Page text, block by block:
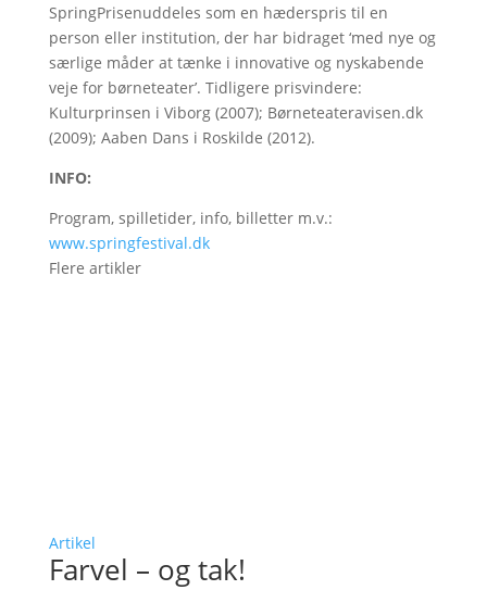
SpringPrisenuddeles som en hæderspris til en
person eller institution, der har bidraget ‘med nye og
særlige måder at tænke i innovative og nyskabende
veje for børneteater’. Tidligere prisvindere:
Kulturprinsen i Viborg (2007); Børneteateravisen.dk
(2009); Aaben Dans i Roskilde (2012).
INFO:
Program, spilletider, info, billetter m.v.:
www.springfestival.dk
Flere artikler
Artikel
Farvel – og tak!